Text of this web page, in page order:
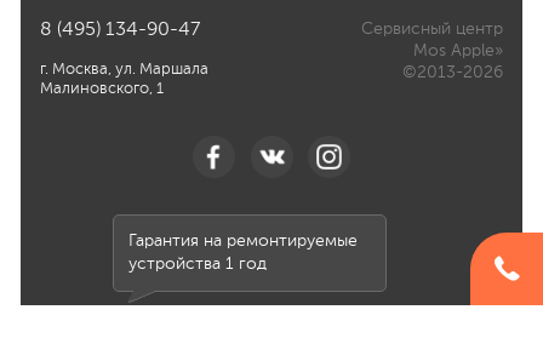
8 (495) 134-90-47
г. Москва, ул. Маршала
Малиновского, 1
Сервисный центр
Mos Apple»
©2013-2026
Гарантия на ремонтируемые
устройства 1 год